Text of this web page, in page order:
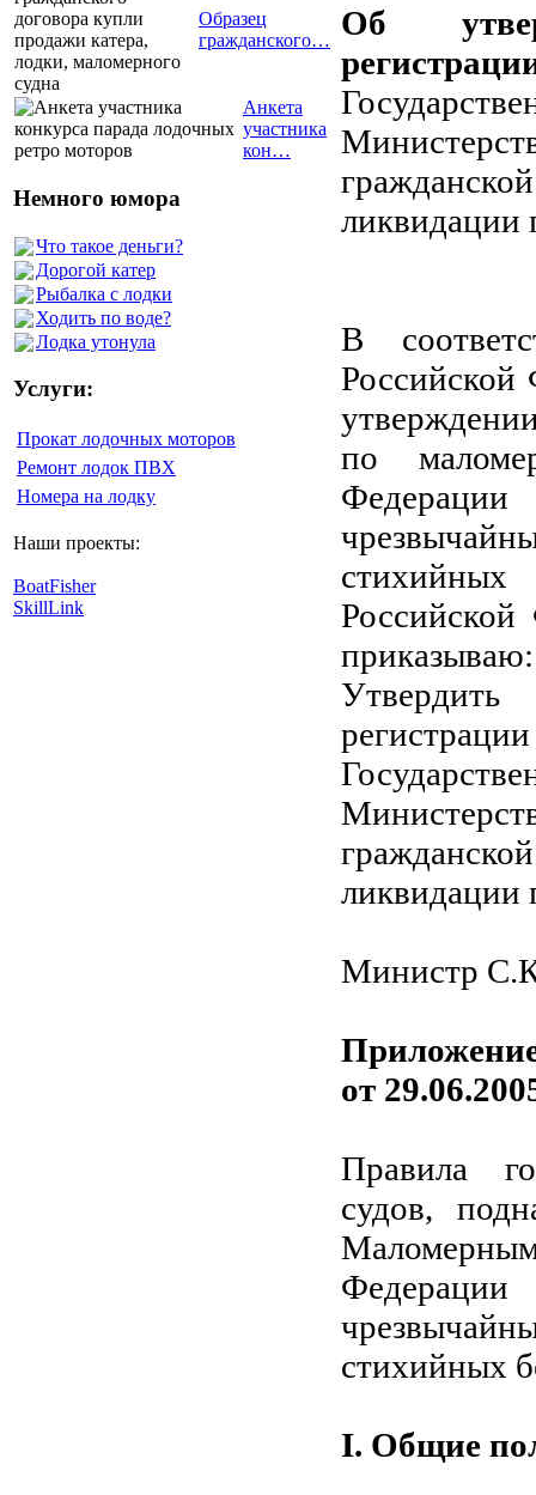
Образец
гражданского…
Анкета
участника
кон…
Немного юмора
Что такое деньги?
Дорогой катер
Рыбалка с лодки
Ходить по воде?
Лодка утонула
Услуги:
Прокат лодочных моторов
Ремонт лодок ПВХ
Номера на лодку
Наши проекты:
BoatFisher
SkillLink
Об
ликвидации
В
по
стихийных
приказываю:
Утвердить
ликвидации
Министр
от
Правила
судов,
стихийных
I. Общие